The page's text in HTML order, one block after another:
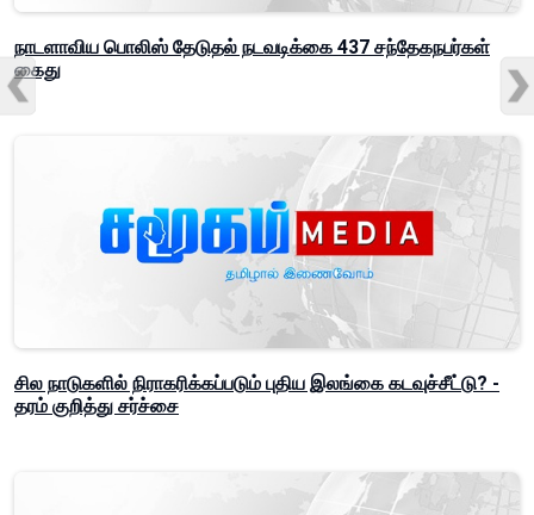
நாடளாவிய பொலிஸ் தேடுதல் நடவடிக்கை 437 சந்தேகநபர்கள்
கைது
சில நாடுகளில் நிராகரிக்கப்படும் புதிய இலங்கை கடவுச்சீட்டு? -
தரம் குறித்து சர்ச்சை